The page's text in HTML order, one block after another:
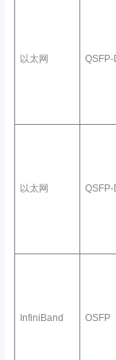
以太网 QSFP-
以太网 QSFP-
InfiniBand OSFP